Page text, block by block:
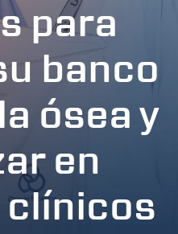
para
banco
ósea y
en
clínicos